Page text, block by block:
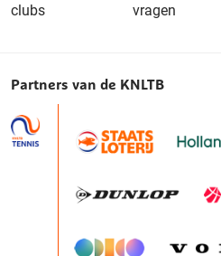
clubs
vragen
Partners van de KNLTB